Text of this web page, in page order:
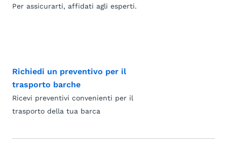
Per assicurarti, affidati agli esperti.
Richiedi un preventivo per il
trasporto barche
Ricevi preventivi convenienti per il
trasporto della tua barca